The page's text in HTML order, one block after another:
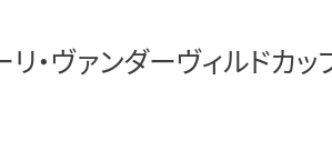
・ヴァンダーヴィルドカッ